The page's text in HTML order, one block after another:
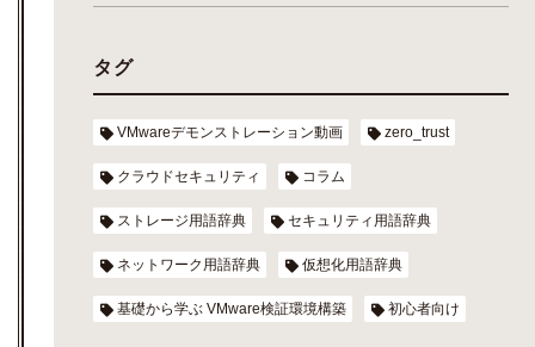
タグ
VMwareデモンストレーション動画 zero_trust
クラウドセキュリティ コラム
ストレージ用語辞典 セキュリティ用語辞典
ネットワーク用語辞典 仮想化用語辞典
基礎から学ぶ VMware検証環境構築 初心者向け